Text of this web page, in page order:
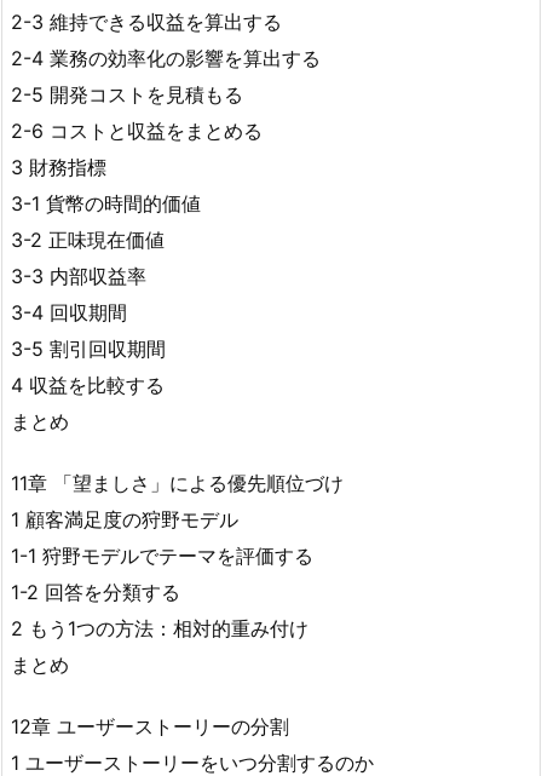
2-3 維持できる収益を算出する
2-4 業務の効率化の影響を算出する
2-5 開発コストを見積もる
2-6 コストと収益をまとめる
3 財務指標
3-1 貨幣の時間的価値
3-2 正味現在価値
3-3 内部収益率
3-4 回収期間
3-5 割引回収期間
4 収益を比較する
まとめ
11章 「望ましさ」による優先順位づけ
1 顧客満足度の狩野モデル
1-1 狩野モデルでテーマを評価する
1-2 回答を分類する
2 もう1つの方法：相対的重み付け
まとめ
12章 ユーザーストーリーの分割
1 ユーザーストーリーをいつ分割するのか